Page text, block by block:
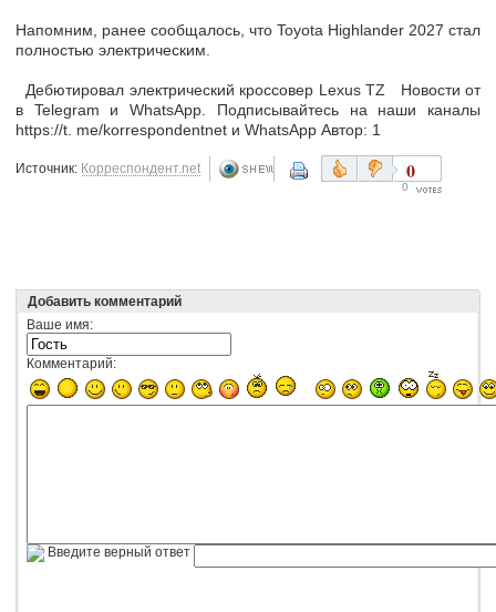
Напомним, ранее сообщалось, что Toyota Highlander 2027 стал
полностью электрическим.
Дебютировал электрический кроссовер Lexus TZ Новости от
в Telegram и WhatsApp. Подписывайтесь на наши каналы
https://t. me/korrespondentnet и WhatsApp Автор: 1
Источник: Корреспондент.net 0
0
Добавить комментарий
Ваше имя:
Комментарий:
Введите верный ответ